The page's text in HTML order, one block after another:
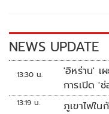
k k
NEWS UPDATE
13:30 น.
'อิหร่าน' เ
การเปิด '
อยู่กับสหรั
13:19 น. ภูเขาไฟใ